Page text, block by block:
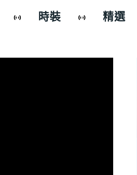
時裝
精選